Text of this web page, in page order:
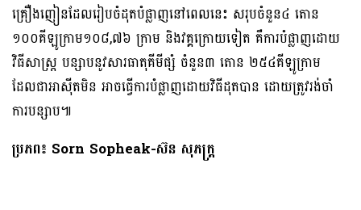
គ្រឿងញៀនដែលរៀបចំដុតបំផ្លាញនៅពេលនេះ សរុបចំនួន៤ តោន
១០០គីឡូក្រាម១០៨,៧៦ ក្រាម និងវគ្គក្រោយទៀត គឺការបំផ្លាញដោយ
វិធីសាស្ត្រ បន្សាបនូវសារធាតុគីមីផ្សំ ចំនួន៣ តោន ២៥៤គីឡូក្រាម
ដែលជាអាស៊ីតមិន អាចធ្វើការបំផ្លាញដោយវិធីដុតបាន ដោយត្រូវរង់ចាំ
ការបន្សាប៕
ប្រភព៖ Sorn Sopheak-ស៊ន សុភក្រ្ត